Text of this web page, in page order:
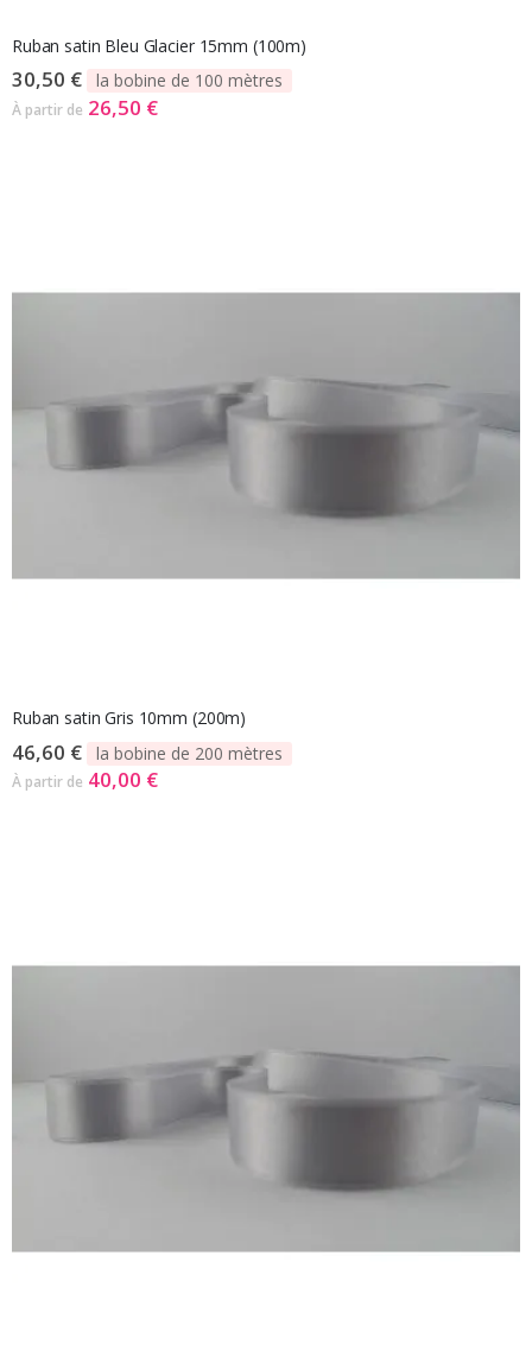
Ruban satin Bleu Glacier 15mm (100m)
30,50 € la bobine de 100 mètres
À partir de 26,50 €
Ruban satin Gris 10mm (200m)
46,60 € la bobine de 200 mètres
À partir de 40,00 €